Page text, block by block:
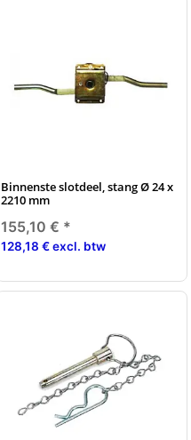
Binnenste slotdeel, stang Ø 24 x
2210 mm
155,10 € *
128,18 € excl. btw